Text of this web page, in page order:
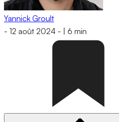
Yannick Groult
- 12 août 2024 - 6 min